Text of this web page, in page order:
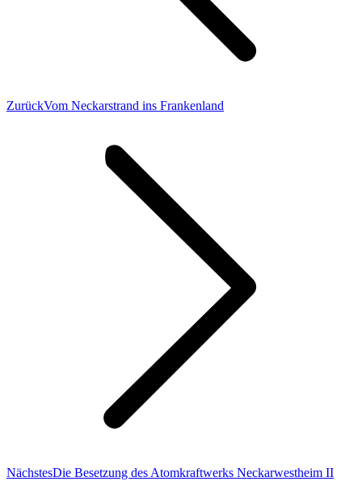
ZurückVorheriger
Vom Neckarstrand ins Frankenland
NächstesNächster
Die Besetzung des Atomkraftwerks Neckarwestheim II